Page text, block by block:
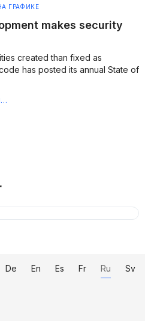
ГРАФИКЕ
makes security
created than fixed as
has posted its annual State of
De En Es Fr Ru Sv